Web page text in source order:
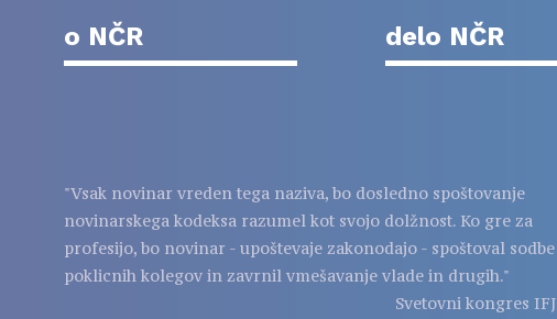
o NČR delo NČR
"Vsak novinar vreden tega naziva, bo dosledno spoštovanje
novinarskega kodeksa razumel kot svojo dolžnost. Ko gre za
profesijo, bo novinar - upoštevaje zakonodajo - spoštoval sodbe
poklicnih kolegov in zavrnil vmešavanje vlade in drugih."
Svetovni kongres IFJ